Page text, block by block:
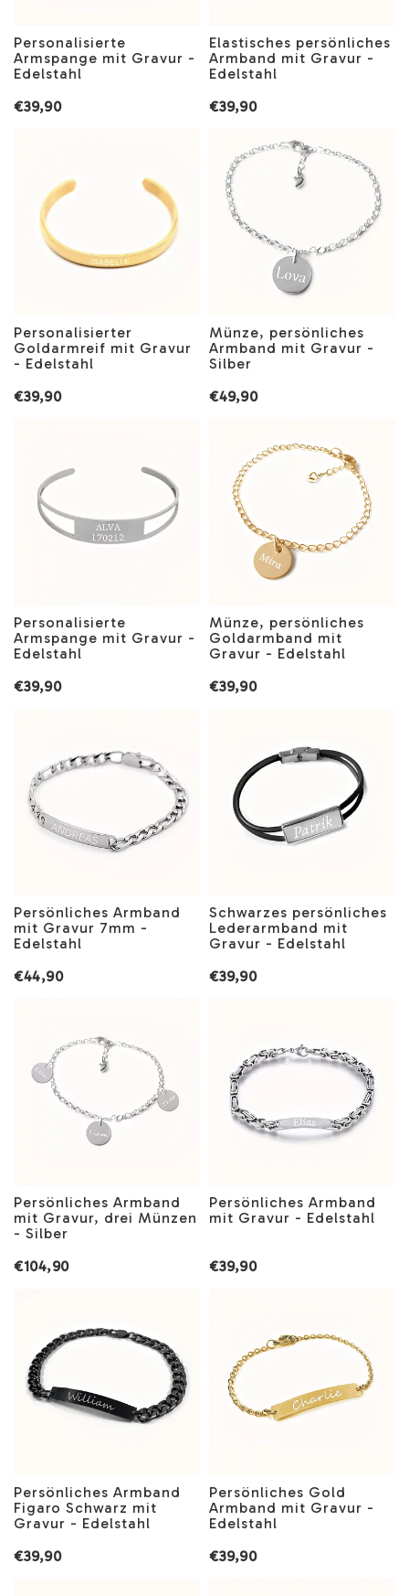
Personalisierte
Armspange mit Gravur -
Edelstahl
€39,90
Elastisches persönliches
Armband mit Gravur -
Edelstahl
€39,90
Personalisierter
Goldarmreif mit Gravur
- Edelstahl
€39,90
Münze, persönliches
Armband mit Gravur -
Silber
€49,90
Personalisierte
Armspange mit Gravur -
Edelstahl
€39,90
Münze, persönliches
Goldarmband mit
Gravur - Edelstahl
€39,90
Persönliches Armband
mit Gravur 7mm -
Edelstahl
€44,90
Schwarzes persönliches
Lederarmband mit
Gravur - Edelstahl
€39,90
Persönliches Armband
mit Gravur, drei Münzen
- Silber
€104,90
Persönliches Armband
mit Gravur - Edelstahl
€39,90
Persönliches Armband
Figaro Schwarz mit
Gravur - Edelstahl
€39,90
Persönliches Gold
Armband mit Gravur -
Edelstahl
€39,90